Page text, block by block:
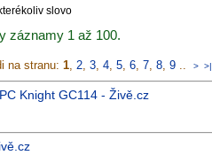
slovo
záznamy 1 až 100.
na stranu: 1, 2, 3, 4, 5, 6, 7, 8, 9 .. > >|
Knight GC114 - Živě.cz